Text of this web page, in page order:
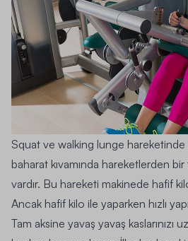
Squat ve walking lunge
baharat kıvamında hareketlerden bir
vardır. Bu hareketi makinede hafif
Ancak hafif kilo ile yaparken hızlı
Tam aksine yavaş yavaş kaslarınızı